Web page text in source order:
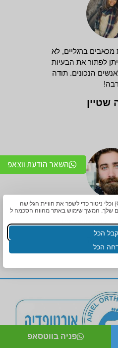
אנו עושים שימוש בעוגיות (Cookies) וכלי ניטור כדי לשפר את חוויית הגלישה
שלך. המשך שימוש באתר מהווה הסכמה ל
קבל הכל
הכל
מכאבים ברגליים, לא
לפתור את הבעיות
הנכונים. תודה
רבה!
שטיין
אדיב וליווי מלא.
מושלמת!
ברכה
השאר הודעת ווצאפ
פניה בווטסאפ